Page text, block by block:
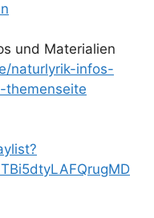
und Materialien
naturlyrik-infos-